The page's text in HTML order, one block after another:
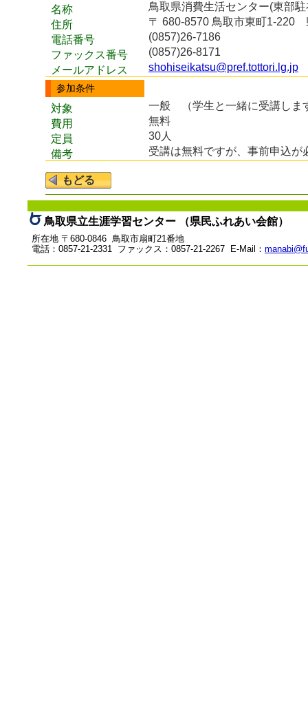
名称
鳥取県消費生活センター(東部駐
住所
〒 680-8570 鳥取市東町1-220
電話番号
(0857)26-7186
ファックス番号
(0857)26-8171
メールアドレス
shohiseikatsu@pref.tottori.lg.jp
参加条件
対象
一般 （学生と一緒に受講しま
費用
無料
定員
30人
備考
受講は無料ですが、事前申込が
鳥取県立生涯学習センター （県民ふれあい会館）
所在地 〒680-0846 鳥取市扇町21番地
電話：0857-21-2331 ファックス：0857-21-2267 E-Mail：